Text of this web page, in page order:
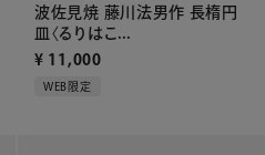
波佐見焼 藤川法男作 長楕円
皿〈るりはこ...
¥ 11,000
WEB限定